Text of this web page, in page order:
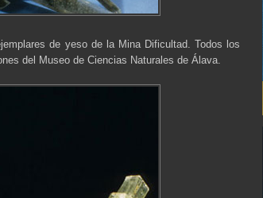
de yeso de la Mina Dificultad. Todos los
del Museo de Ciencias Naturales de Álava.